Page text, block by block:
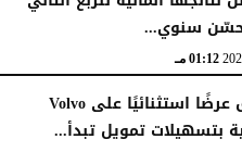
01:12 مـ
عز العرب تطلق عرضًا استثنائيًا على Volvo